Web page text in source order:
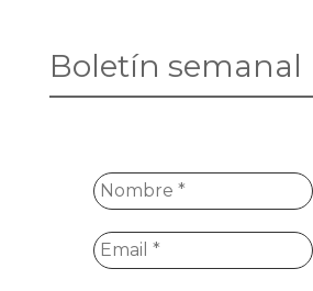
Boletín semanal